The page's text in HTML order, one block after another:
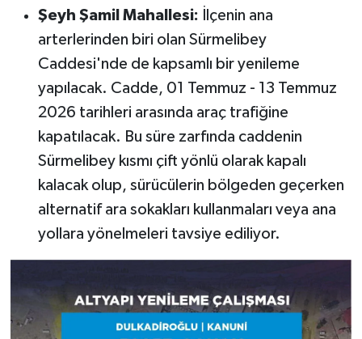
Şeyh Şamil Mahallesi: İlçenin ana
arterlerinden biri olan Sürmelibey
Caddesi'nde de kapsamlı bir yenileme
yapılacak. Cadde, 01 Temmuz - 13 Temmuz
2026 tarihleri arasında araç trafiğine
kapatılacak. Bu süre zarfında caddenin
Sürmelibey kısmı çift yönlü olarak kapalı
kalacak olup, sürücülerin bölgeden geçerken
alternatif ara sokakları kullanmaları veya ana
yollara yönelmeleri tavsiye ediliyor.